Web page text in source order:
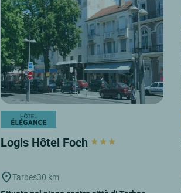
Logis Hôtel Foch
Tarbes30 km